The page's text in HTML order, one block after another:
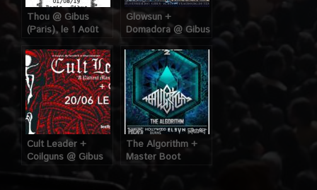
Thou @ Gibus
(Paris), le 1 Août
2019
Glowsun +
Domadora @ Gibus
(Paris), le 2 Février
2017
Cult Leader +
Coilguns @ Gibus
(Paris), le 20 Juin
2019
The Algorithm +
Master Boot
Record @ Gibus
(Paris), le 18 Avril